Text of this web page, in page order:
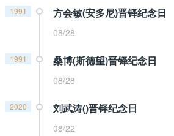
1991 方会敏(安多尼)晋铎纪念日
08/28
1991 桑博(斯德望)晋铎纪念日
08/28
2020 刘武涛()晋铎纪念日
08/22